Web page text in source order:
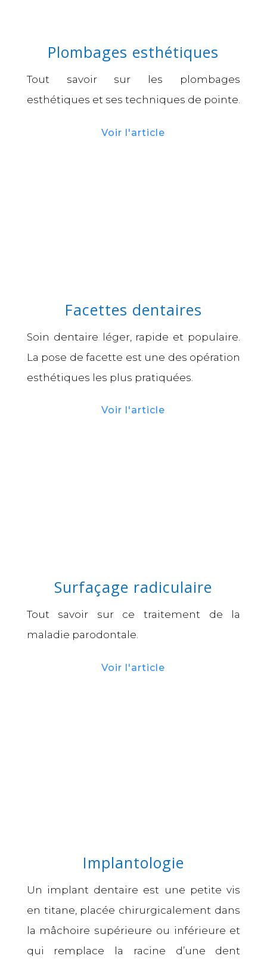
Plombages esthétiques
Tout savoir sur les plombages
esthétiques et ses techniques de pointe.
Voir l'article
Facettes dentaires
Soin dentaire léger, rapide et populaire.
La pose de facette est une des opération
esthétiques les plus pratiquées.
Voir l'article
Surfaçage radiculaire
Tout savoir sur ce traitement de la
maladie parodontale.
Voir l'article
Implantologie
Un implant dentaire est une petite vis
en titane, placée chirurgicalement dans
la mâchoire supérieure ou inférieure et
qui remplace la racine d’une dent